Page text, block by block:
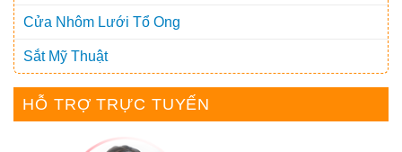
Cửa Nhôm Lưới Tổ Ong
Sắt Mỹ Thuật
HỖ TRỢ TRỰC TUYẾN